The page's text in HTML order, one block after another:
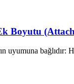
Boyutu
uyumuna